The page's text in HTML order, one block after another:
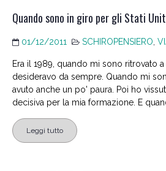
Quando sono in giro per gli Stati
01/12/2011 SCHIROPENSIERO
Era il 1989, quando mi sono ritrovato
desideravo da sempre. Quando mi
avuto anche un po' paura. Poi ho
decisiva per la mia formazione. E
Leggi tutto